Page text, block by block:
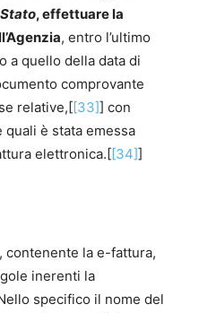
, effettuare la
, entro l’ultimo
a quello della data di
comprovante
relative,[[33]] con
quali è stata emessa
elettronica.[[34]]
contenente la e-fattura,
inerenti la
specifico il nome del